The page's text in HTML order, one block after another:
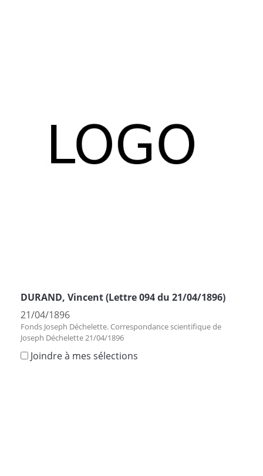
DURAND, Vincent (Lettre 094 du 21/04/1896)
21/04/1896
Fonds Joseph Déchelette. Correspondance scientifique de
Joseph Déchelette 21/04/1896
Joindre à mes sélections